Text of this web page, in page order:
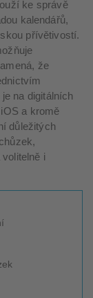
ke správě
kalendářů,
přívětivostí.
že
na digitálních
a kromě
důležitých
i